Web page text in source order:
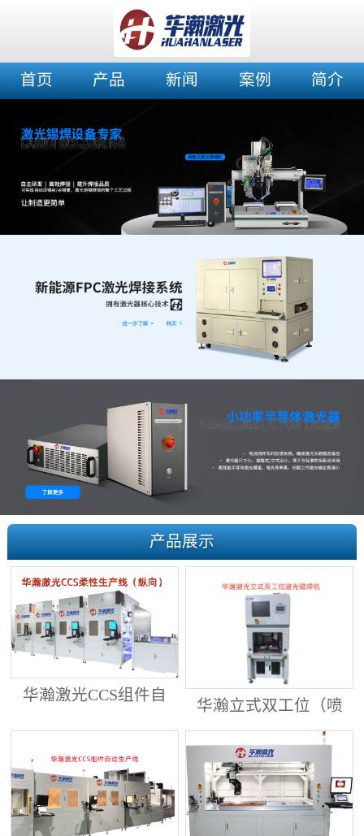
首页 产品 新闻 案例 简介
产品展示
华瀚激光CCS组件自
动生产线（纵向线）
华瀚立式双工位（喷
射锡膏）激光焊锡机